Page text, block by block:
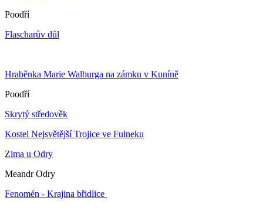
Poodří
Flascharův důl
Hraběnka Marie Walburga na zámku v Kuníně
Poodří
Skrytý středověk
Kostel Nejsvětější Trojice ve Fulneku
Zima u Odry
Meandr Odry
Fenomén - Krajina břidlice